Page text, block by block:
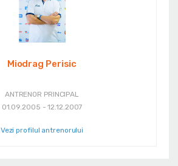
Miodrag Perisic
ANTRENOR PRINCIPAL
01.09.2005 - 12.12.2007
Vezi profilul antrenorului